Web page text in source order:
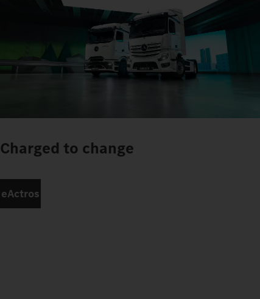
Charged to change
eActros